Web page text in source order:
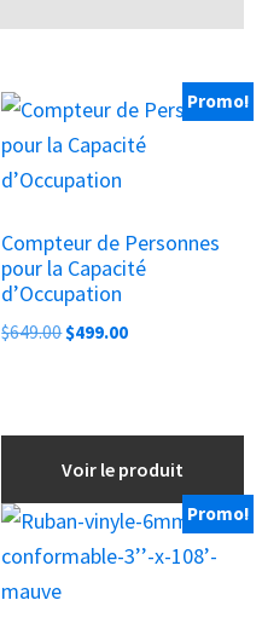
Promo!
Compteur de Personnes
pour la Capacité
d’Occupation
$649.00Le
$499.00Le
Voir le produit
Promo!